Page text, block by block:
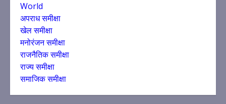
World
अपराध समीक्षा
खेल समीक्षा
मनोरंजन समीक्षा
राजनैतिक समीक्षा
राज्य समीक्षा
समाजिक समीक्षा